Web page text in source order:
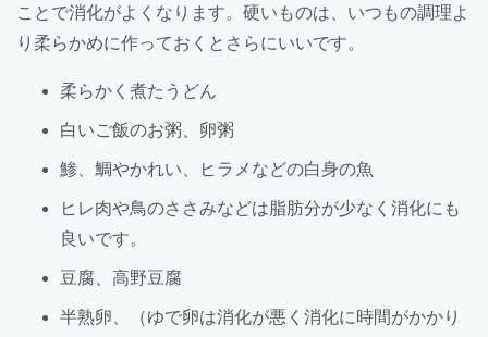
ことで消化がよくなります。硬いものは、いつもの調理よ
り柔らかめに作っておくとさらにいいです。
柔らかく煮たうどん
白いご飯のお粥、卵粥
鯵、鯛やかれい、ヒラメなどの白身の魚
ヒレ肉や鳥のささみなどは脂肪分が少なく消化にも
良いです。
豆腐、高野豆腐
半熟卵、（ゆで卵は消化が悪く消化に時間がかかり